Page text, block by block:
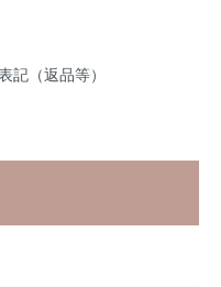
記（返品等）